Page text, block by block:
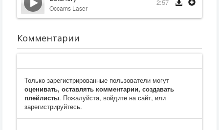
Occams Laser
2:57
Комментарии
Только зарегистрированные пользователи могут
оценивать, оставлять комментарии, создавать
плейлисты. Пожалуйста, войдите на сайт, или
зарегистрируйтесь.